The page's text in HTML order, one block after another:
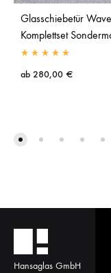
Glasschiebetür Wave
Komplettset
ab 280,00 €
Hansaglas GmbH